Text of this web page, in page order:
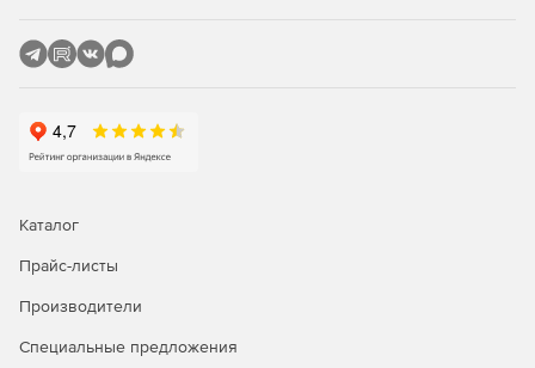
Каталог
Прайс-листы
Производители
Специальные предложения